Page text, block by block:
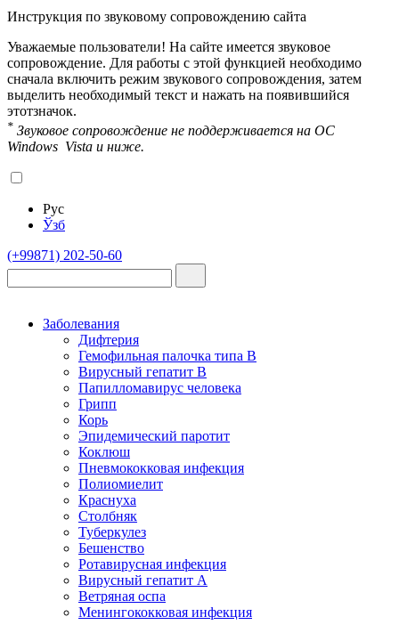
Инструкция по звуковому сопровождению сайта
Уважаемые пользователи! На сайте имеется звуковое
сопровождение. Для работы с этой функцией необходимо
сначала включить режим звукового сопровождения, затем
выделить необходимый текст и нажать на появившийся
этотзначок.
* Звуковое сопровождение не поддерживается на OC
Windows Vista и ниже.
Рус
Ўзб
(+99871) 202-50-60
Заболевания
Дифтерия
Гемофильная палочка типа B
Вирусный гепатит В
Папилломавирус человека
Грипп
Корь
Эпидемический паротит
Коклюш
Пневмококковая инфекция
Полиомиелит
Краснуха
Столбняк
Туберкулез
Бешенство
Ротавирусная инфекция
Вирусный гепатит А
Ветряная оспа
Менингококковая инфекция